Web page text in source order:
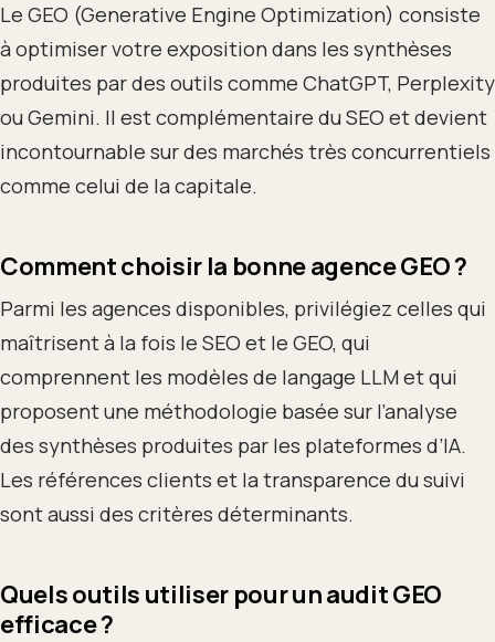
Le GEO (Generative Engine Optimization) consiste
à optimiser votre exposition dans les synthèses
produites par des outils comme ChatGPT, Perplexity
ou Gemini. Il est complémentaire du SEO et devient
incontournable sur des marchés très concurrentiels
comme celui de la capitale.
Comment choisir la bonne agence GEO ?
Parmi les agences disponibles, privilégiez celles qui
maîtrisent à la fois le SEO et le GEO, qui
comprennent les modèles de langage LLM et qui
proposent une méthodologie basée sur l’analyse
des synthèses produites par les plateformes d’IA.
Les références clients et la transparence du suivi
sont aussi des critères déterminants.
Quels outils utiliser pour un audit GEO
efficace ?